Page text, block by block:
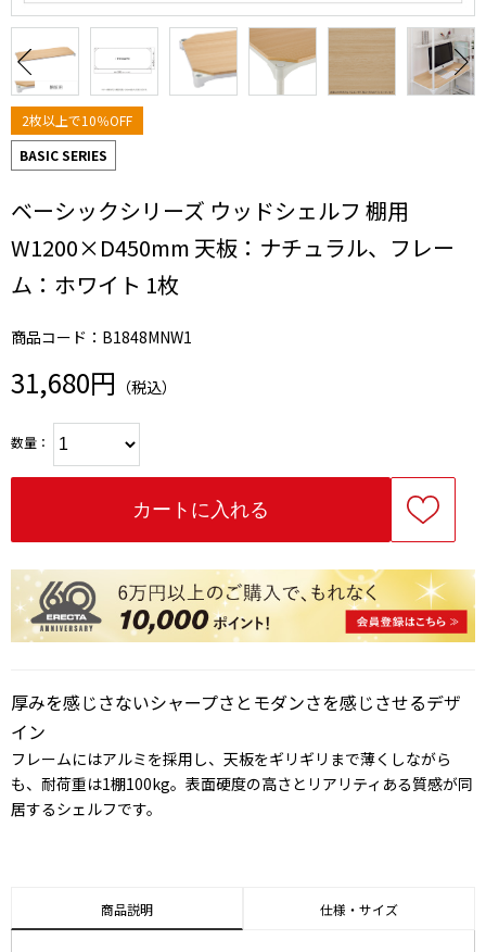
2枚以上で10％OFF
BASIC SERIES
ベーシックシリーズ ウッドシェルフ 棚用
W1200×D450mm 天板：ナチュラル、フレー
ム：ホワイト 1枚
商品コード：B1848MNW1
31,680円 （税込）
数量：
厚みを感じさないシャープさとモダンさを感じさせるデザ
イン
フレームにはアルミを採用し、天板をギリギリまで薄くしながら
も、耐荷重は1棚100kg。表面硬度の高さとリアリティある質感が同
居するシェルフです。
商品説明 仕様・サイズ